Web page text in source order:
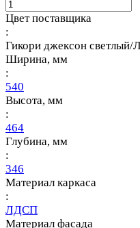
Цвет поставщика
:
Гикори джексон
Ширина, мм
:
540
Высота, мм
:
464
Глубина, мм
:
346
Материал каркаса
:
ЛДСП
Материал фасада